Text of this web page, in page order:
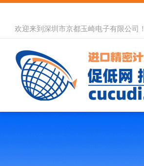
欢迎来到深圳市京都玉崎电子有限公司！